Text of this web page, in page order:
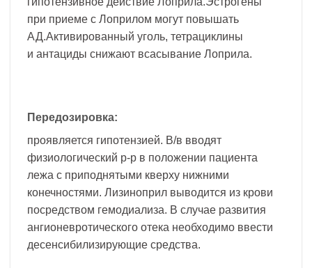
при приеме с Лоприлом могут повышать
АД.Активированный уголь, тетрациклины
и антациды снижают всасывание Лоприла.
Передозировка:
проявляется гипотензией. В/в вводят
физиологический р-р в положении пациента
лежа с приподнятыми кверху нижними
конечностями. Лизиноприл выводится из крови
посредством гемодиализа. В случае развития
ангионевротического отека необходимо ввести
десенсибилизирующие средства.